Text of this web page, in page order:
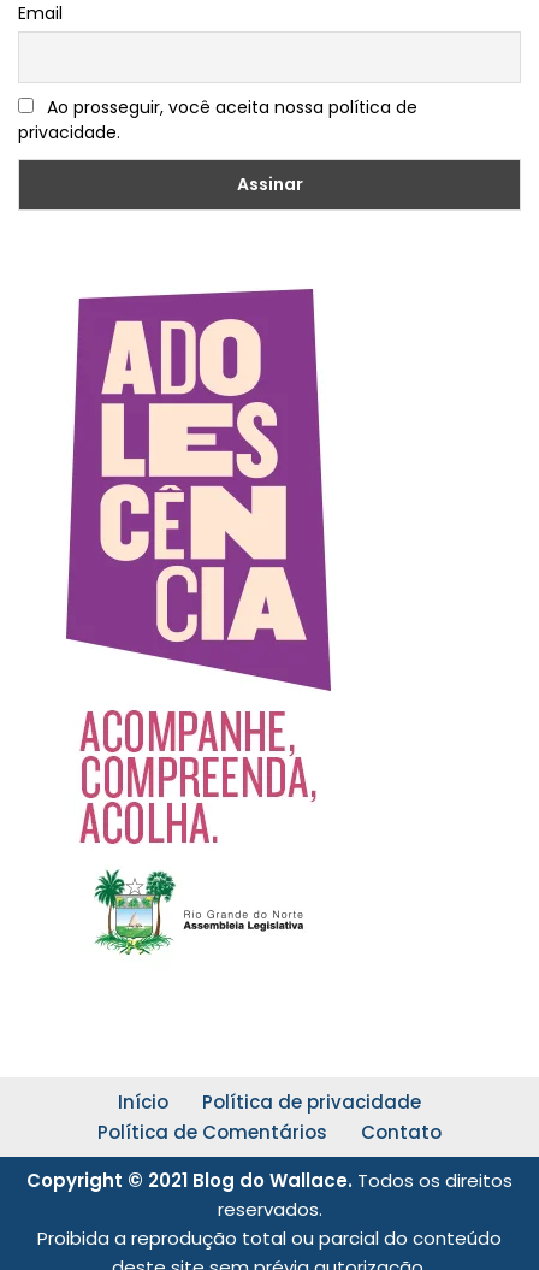
Email
Ao prosseguir, você aceita nossa política de
privacidade.
Início
Política de privacidade
Política de Comentários
Contato
Copyright © 2021 Blog do Wallace. Todos os direitos
reservados.
Proibida a reprodução total ou parcial do conteúdo